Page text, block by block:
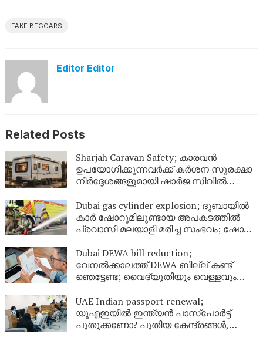
FAKE BEGGARS
Editor Editor
Related Posts
Sharjah Caravan Safety; കാരവൻ
ഉപയോഗിക്കുന്നവർക്ക് കർശന സുരക്ഷാ
നിർദ്ദേശങ്ങളുമായി ഷാർജ സിവിൽ
Dubai gas cylinder explosion; ദുബായിൽ
കാർ ഷോറൂമിലുണ്ടായ അപകടത്തിൽ
പ്രവാസി മലയാളി മരിച്ച സംഭവം; ഷോറൂം
Dubai DEWA bill reduction;
വേനൽക്കാലത്ത് DEWA ബില്ല് കണ്ട്
ഞെട്ടേണ്ട; വൈദ്യുതിയും വെള്ളവും
UAE Indian passport renewal;
യുഎഇയിൽ ഇന്ത്യൻ പാസ്‌പോർട്ട്
പുതുക്കണോ? പുതിയ കേന്ദ്രങ്ങൾ,